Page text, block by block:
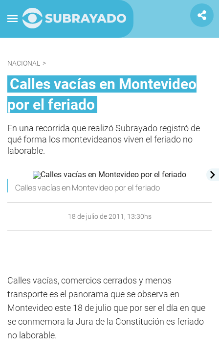
NACIONAL >
Calles vacías en Montevideo
por el feriado
En una recorrida que realizó Subrayado registró de
qué forma los montevideanos viven el feriado no
laborable.
Calles vacías en Montevideo por el feriado
18 de julio de 2011, 13:30hs
Calles vacías, comercios cerrados y menos
transporte es el panorama que se observa en
Montevideo este 18 de julio que por ser el día en que
se conmemora la Jura de la Constitución es feriado
no laborable.